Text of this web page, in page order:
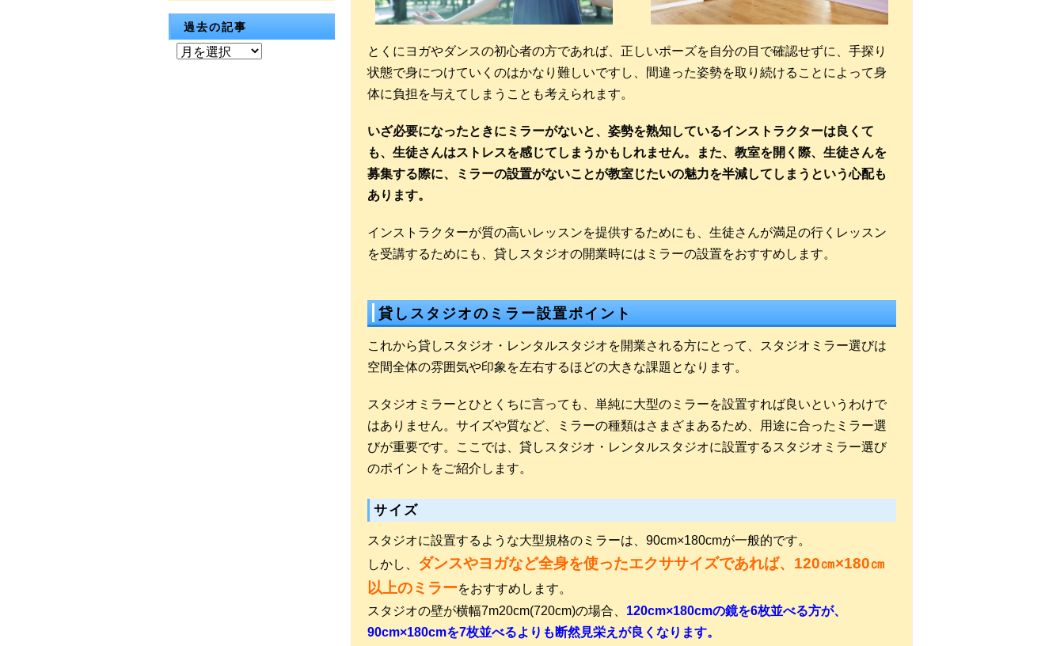
とくにヨガやダンスの初心者の方であれば、正しいポーズを自分の目で確認せずに、手探り
状態で身につけていくのはかなり難しいですし、間違った姿勢を取り続けることによって身
体に負担を与えてしまうことも考えられます。
いざ必要になったときにミラーがないと、姿勢を熟知しているインストラクターは良くて
も、生徒さんはストレスを感じてしまうかもしれません。また、教室を開く際、生徒さんを
募集する際に、ミラーの設置がないことが教室じたいの魅力を半減してしまうという心配も
あります。
インストラクターが質の高いレッスンを提供するためにも、生徒さんが満足の行くレッスン
を受講するためにも、貸しスタジオの開業時にはミラーの設置をおすすめします。
貸しスタジオのミラー設置ポイント
これから貸しスタジオ・レンタルスタジオを開業される方にとって、スタジオミラー選びは
空間全体の雰囲気や印象を左右するほどの大きな課題となります。
スタジオミラーとひとくちに言っても、単純に大型のミラーを設置すれば良いというわけで
はありません。サイズや質など、ミラーの種類はさまざまあるため、用途に合ったミラー選
びが重要です。ここでは、貸しスタジオ・レンタルスタジオに設置するスタジオミラー選び
のポイントをご紹介します。
サイズ
スタジオに設置するような大型規格のミラーは、90cm×180cmが一般的です。
しかし、
ダンスやヨガなど全身を使ったエクササイズであれば、120㎝×180㎝
以上のミラーをおすすめします。
スタジオの壁が横幅7m20cm(720cm)の場合、 120cm×180cmの鏡を6枚並べる方が、
90cm×180cmを7枚並べるよりも断然見栄えが良くなります。
過去の記事